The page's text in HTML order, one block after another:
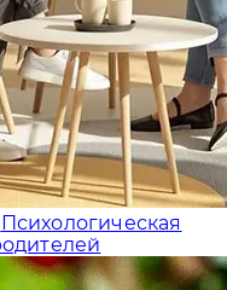
Психологическая